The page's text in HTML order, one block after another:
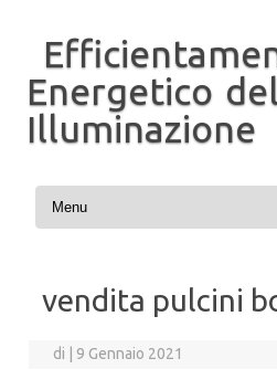
Energetico
Illuminazione
Vai al contenuto
vendita pulcini
di 9 Gennaio 2021